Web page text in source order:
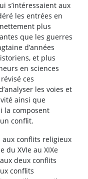
s’intéressaient aux
les entrées en
plus
que les guerres
d’années
et plus
en sciences
ces
les voies et
ainsi que
la composent
conflit.
aux conflits religieux
du XVIe au XIXe
deux conflits
conflits